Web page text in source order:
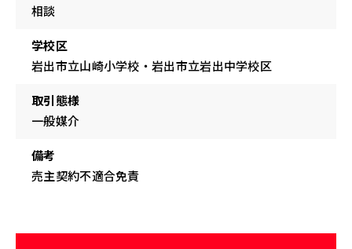
相談
学校区
岩出市立山崎小学校・岩出市立岩出中学校区
取引態様
一般媒介
備考
売主契約不適合免責